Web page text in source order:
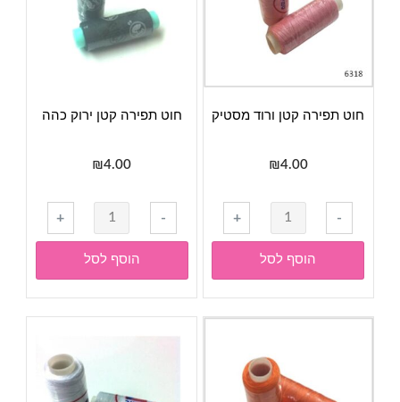
חוט תפירה קטן ורוד מסטיק
₪4.00
-
כמות
של
חוט
תפירה
קטן
ורוד
+
הוסף לסל
חוט תפירה קטן ירוק כהה
₪4.00
-
כמות
של
חוט
תפירה
קטן
ירוק
+
הוסף לסל